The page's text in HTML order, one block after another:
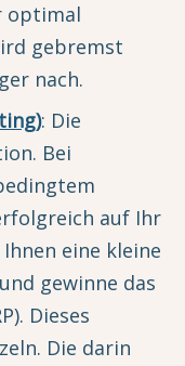
optimal
gebremst
nach.
: Die
Bei
auf Ihr
eine kleine
gewinne das
Dieses
Die darin